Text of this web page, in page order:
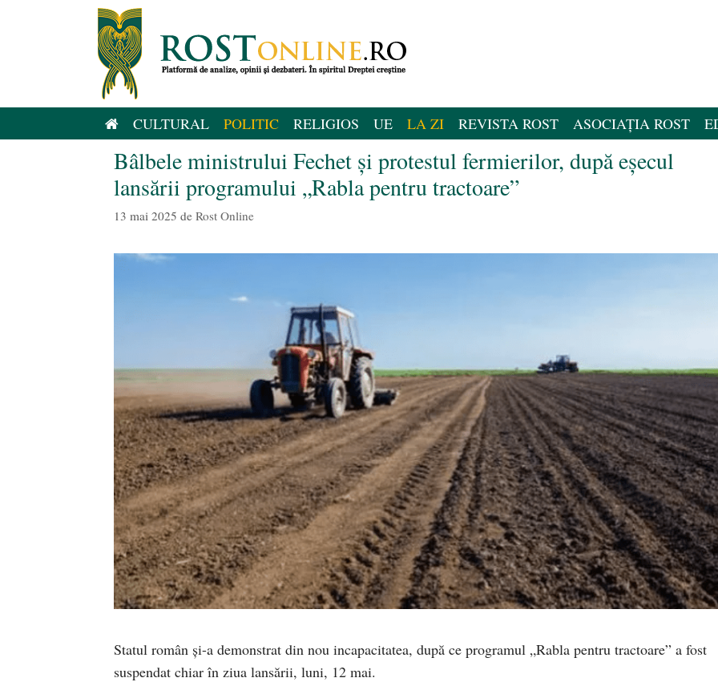
CULTURAL POLITIC RELIGIOS UE LA ZI REVISTA ROST ASOCIAȚIA ROST
Bâlbele ministrului Fechet și protestul fermierilor, după eșecul
lansării programului „Rabla pentru tractoare”
13 mai 2025 de Rost Online
Statul român și-a demonstrat din nou incapacitatea, după ce programul „Rabla pentru tractoare” a fost
suspendat chiar în ziua lansării, luni, 12 mai.